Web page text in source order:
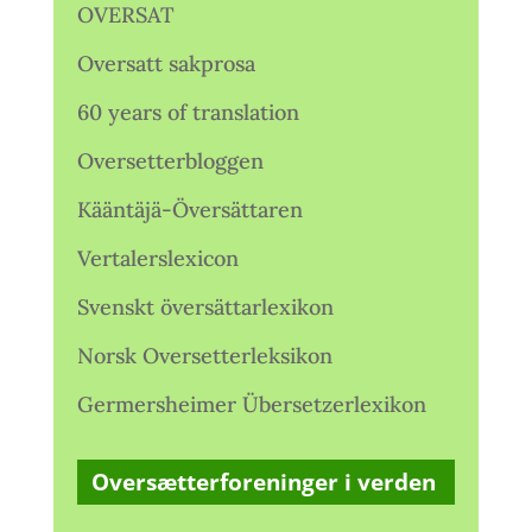
OVERSAT
Oversatt sakprosa
60 years of translation
Oversetterbloggen
Kääntäjä-Översättaren
Vertalerslexicon
Svenskt översättarlexikon
Norsk Oversetterleksikon
Germersheimer Übersetzerlexikon
Oversætterforeninger i verden